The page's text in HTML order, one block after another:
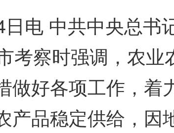
中共中央总书
考察时强调，农
做好各项工作，着
产品稳定供给，因